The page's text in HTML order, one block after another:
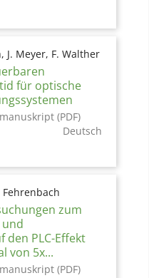
J. Meyer, F. Walther
für optische
(PDF)
Deutsch
Fehrenbach
zum
den PLC-Effekt
von 5x...
(PDF)